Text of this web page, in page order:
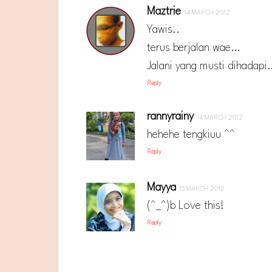
Maztrie 14 MARCH 2012
Yawis..
terus berjalan wae…
Jalani yang musti
Reply
rannyrainy 14 MARCH 2012
hehehe tengkiuu ^^
Reply
Mayya 13 MARCH 2012
(^_^)b Love this!
Reply